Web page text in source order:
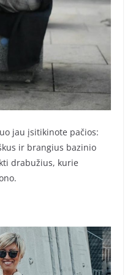
jau įsitikinote pačios:
ir brangius bazinio
drabužius, kurie